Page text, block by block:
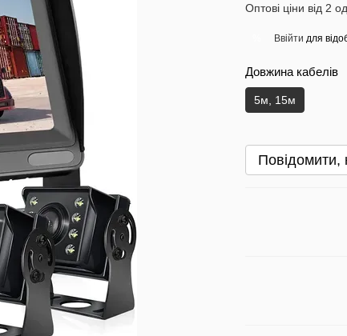
Оптові ціни від 2
Ввійти для
Довжина кабелів
5м, 15м
Повідомити,